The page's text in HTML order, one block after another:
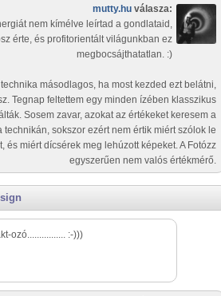
mutty.hu válasza:
nem kímélve leírtad a gondlataid,
érte, és profitorientált világunkban ez
megbocsájthatatlan. :)
másodlagos, ha most kezded ezt belátni,
Tegnap feltettem egy minden ízében klasszikus
Sosem zavar, azokat az értékeket keresem a
technikán, sokszor ezért nem értik miért szólok le
és miért dícsérek meg lehúzott képeket. A Fotózz
egyszerűen nem valós értékmérő.
ozó................ :-)))